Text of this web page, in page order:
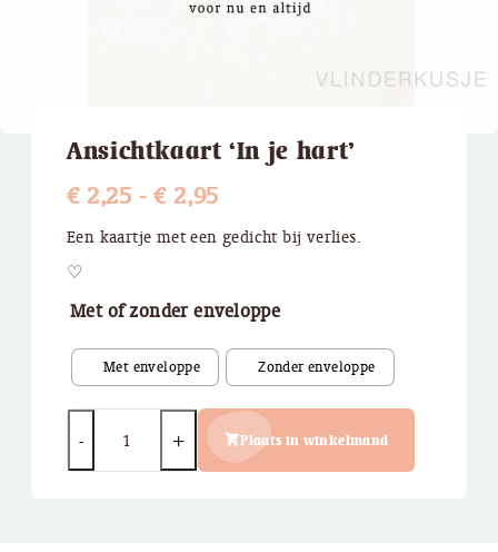
Ansichtkaart ‘In je hart’
€2,25 - €2,95Prijsklasse:
€ 2,25
€ 2,95
Een kaartje met een gedicht bij verlies.
♡
Met of zonder enveloppe
Plaats in winkelmand